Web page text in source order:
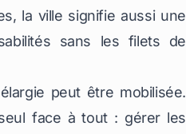
la ville signifie aussi une
sans les filets de
peut être mobilisée.
face à tout : gérer les